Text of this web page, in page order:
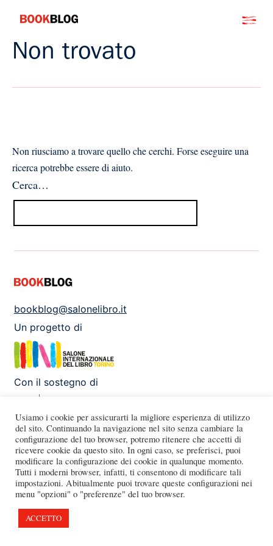
contenuto
Bookblog
Non trovato
Non riusciamo a trovare quello che cerchi. Forse eseguire una
ricerca potrebbe essere di aiuto.
Cerca…
bookblog@salonelibro.it
Un progetto di
Con il sostegno di
FacebookInstagram
X Youtube
Usiamo i cookie per assicurarti la migliore esperienza di utilizzo
del sito. Continuando la navigazione nel sito senza cambiare la
configurazione del tuo browser, potremo ritenere che accetti di
ricevere cookie da questo sito. In ogni caso, se preferisci, puoi
modificare la configurazione dei cookie in qualunque momento.
Tutti i moderni browser, infatti, ti consentono di modificare tali
impostazioni. Abitualmente puoi trovare queste configurazioni nei
menu "opzioni" o "preferenze" del tuo browser.
ACCETTO